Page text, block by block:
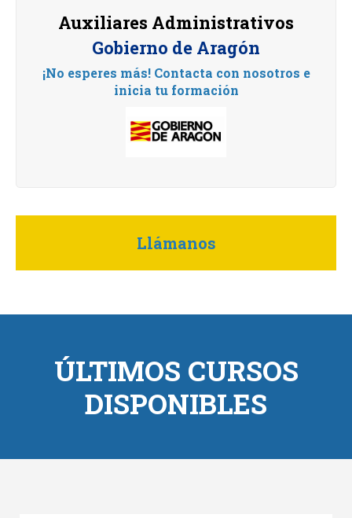
Auxiliares Administrativos
Gobierno de Aragón
¡No esperes más! Contacta con nosotros e
inicia tu formación
Llámanos
ÚLTIMOS CURSOS
DISPONIBLES